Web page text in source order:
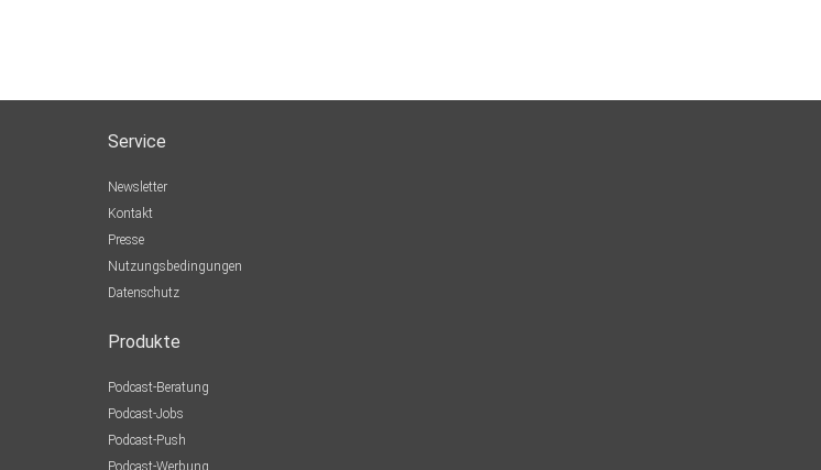
Service
Newsletter
Kontakt
Presse
Nutzungsbedingungen
Datenschutz
Produkte
Podcast-Beratung
Podcast-Jobs
Podcast-Push
Podcast-Werbung